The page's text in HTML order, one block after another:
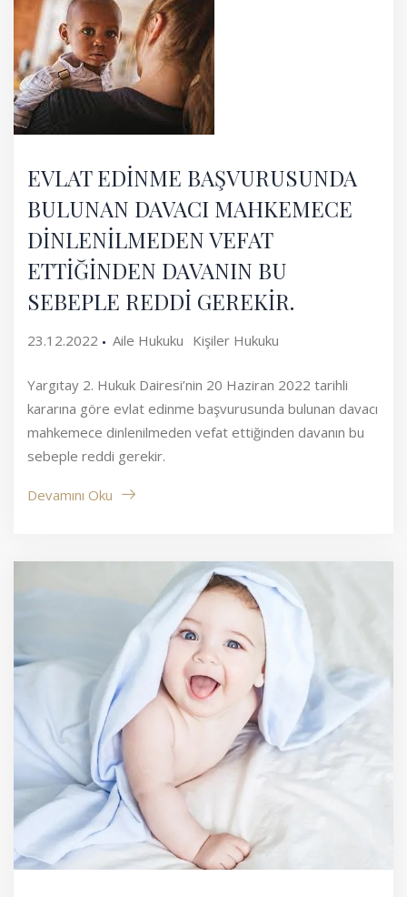
EVLAT EDİNME BAŞVURUSUNDA
BULUNAN DAVACI MAHKEMECE
DİNLENİLMEDEN VEFAT
ETTİĞİNDEN DAVANIN BU
SEBEPLE REDDİ GEREKİR.
23.12.2022 Aile Hukuku Kişiler Hukuku
Yargıtay 2. Hukuk Dairesi’nin 20 Haziran 2022 tarihli
kararına göre evlat edinme başvurusunda bulunan davacı
mahkemece dinlenilmeden vefat ettiğinden davanın bu
sebeple reddi gerekir.
Devamını Oku